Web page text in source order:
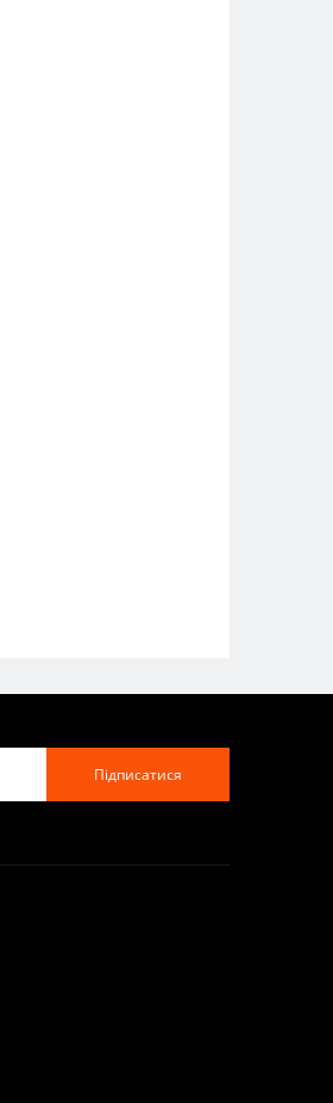
Підписатися